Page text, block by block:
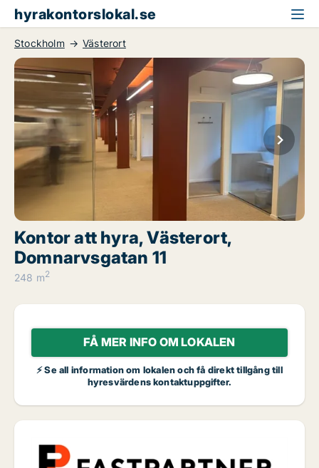
hyrakontorslokal.se
Stockholm Västerort
Kontor att hyra, Västerort,
Domnarvsgatan 11
248 m2
FÅ MER INFO OM LOKALEN
⚡ Se all information om lokalen och få direkt tillgång till
hyresvärdens kontaktuppgifter.